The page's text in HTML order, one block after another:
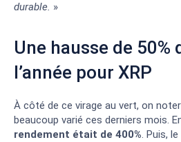
durable. »
Une hausse de 50%
l’année pour XRP
À côté de ce virage au vert, on
beaucoup varié ces derniers mois.
rendement était de 400%. Puis,